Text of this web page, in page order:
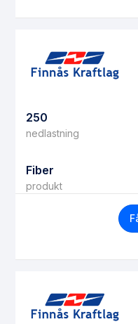
250
nedlastning
Fiber
produkt